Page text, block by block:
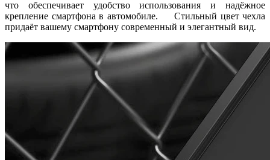
что обеспечивает удобство использования и надёжное
крепление смартфона в автомобиле. Стильный цвет чехла
придаёт вашему смартфону современный и элегантный вид.